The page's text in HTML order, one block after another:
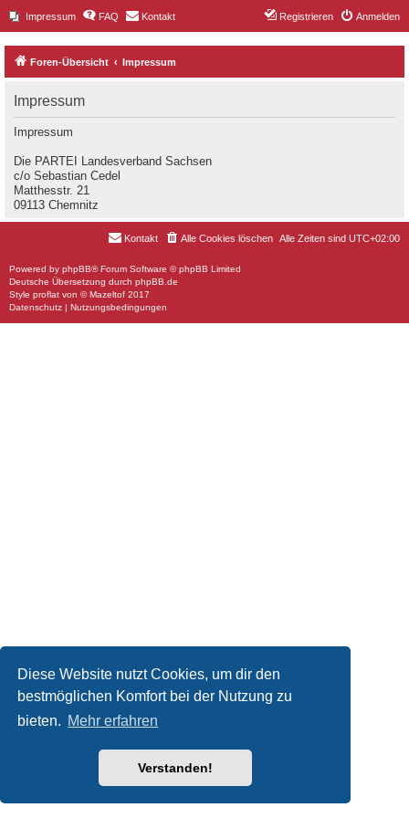
Diese Website nutzt Cookies, um dir den
bestmöglichen Komfort bei der Nutzung zu
bieten. Mehr erfahren
Verstanden!
Impressum FAQ Kontakt Anmelden
Registrieren
Foren-Übersicht Impressum
Impressum
Impressum
Die PARTEI Landesverband Sachsen
c/o Sebastian Cedel
Matthesstr. 21
09113 Chemnitz
Alle Zeiten sind UTC+02:00
Alle Cookies löschen
Kontakt
Powered by phpBB® Forum Software © phpBB Limited
Deutsche Übersetzung durch phpBB.de
Style proflat von ©Mazeltof 2017
Datenschutz | Nutzungsbedingungen